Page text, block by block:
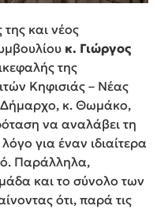
και νέος
κ. Γιώργος
της
Κηφισιάς – Νέας
Δήμαρχο, κ. Θωμάκο,
να αναλάβει τη
για έναν ιδιαίτερα
Παράλληλα,
και το σύνολο των
ότι, παρά τις